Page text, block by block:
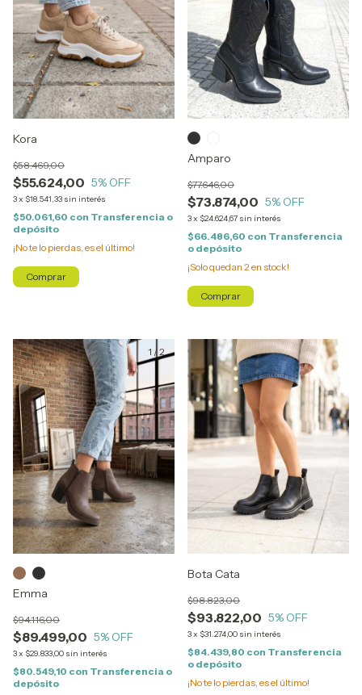
Kora
$55.624,00
$58.469,00
5% OFF
3x $18.541,33 sin interés
$50.061,60 con Transferencia o
depósito
¡No te lo pierdas, es el último!
Comprar
Amparo
$73.874,00
$77.646,00
5% OFF
3x $24.624,67 sin interés
$66.486,60 con Transferencia
o depósito
¡Solo quedan 2 en stock!
Comprar
1 / 2
Emma
$89.499,00
$94.116,00
5% OFF
3x $29.833,00 sin interés
$80.549,10 con Transferencia o
depósito
Bota Cata
$93.822,00
$98.823,00
5% OFF
3x $31.274,00 sin interés
$84.439,80 con Transferencia
o depósito
¡No te lo pierdas, es el último!